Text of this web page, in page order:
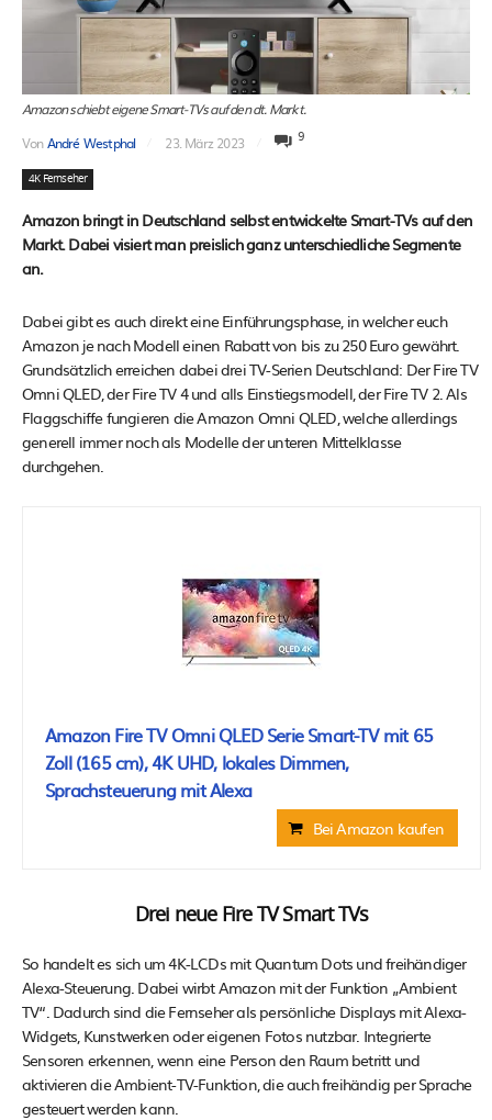
Amazon schiebt eigene Smart-TVs auf den dt. Markt.
VonAndré Westphal 23. März 2023 9
4K Fernseher
Amazon bringt in Deutschland selbst entwickelte Smart-TVs auf den
Markt. Dabei visiert man preislich ganz unterschiedliche Segmente
an.
Dabei gibt es auch direkt eine Einführungsphase, in welcher euch
Amazon je nach Modell einen Rabatt von bis zu 250 Euro gewährt.
Grundsätzlich erreichen dabei drei TV-Serien Deutschland: Der Fire TV
Omni QLED, der Fire TV 4 und alls Einstiegsmodell, der Fire TV 2. Als
Flaggschiffe fungieren die Amazon Omni QLED, welche allerdings
generell immer noch als Modelle der unteren Mittelklasse
durchgehen.
Amazon Fire TV Omni QLED Serie Smart-TV mit 65
Zoll (165 cm), 4K UHD, lokales Dimmen,
Sprachsteuerung mit Alexa
Bei Amazon kaufen
Drei neue Fire TV Smart TVs
So handelt es sich um 4K-LCDs mit Quantum Dots und freihändiger
Alexa-Steuerung. Dabei wirbt Amazon mit der Funktion „Ambient
TV“. Dadurch sind die Fernseher als persönliche Displays mit Alexa-
Widgets, Kunstwerken oder eigenen Fotos nutzbar. Integrierte
Sensoren erkennen, wenn eine Person den Raum betritt und
aktivieren die Ambient-TV-Funktion, die auch freihändig per Sprache
gesteuert werden kann.